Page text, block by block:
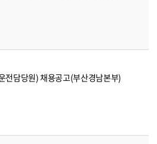
전담당원) 채용공고(부산경남본부)